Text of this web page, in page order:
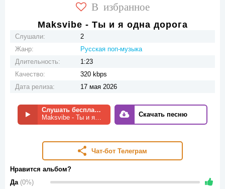
В избранное
Maksvibe - Ты и я одна дорога
Слушали:
2
Жанр:
Русская поп-музыка
Длительность:
1:23
Качество:
320 kbps
Дата релиза:
17 мая 2026
Слушать бесплатно
Maksvibe - Ты и я одна дорога
Скачать песню
Чат-бот Телеграм
Нравится альбом?
Да (0%)